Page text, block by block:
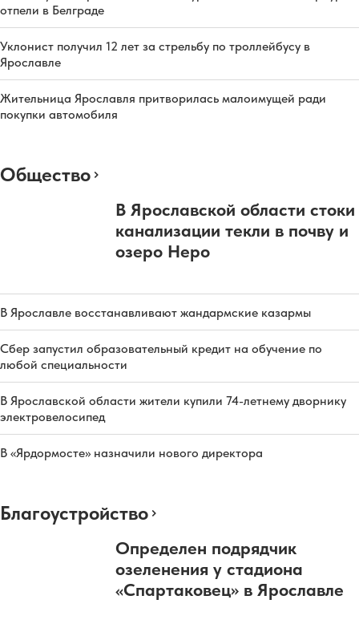
отпели в Белграде
Уклонист получил 12 лет за стрельбу по троллейбусу в
Ярославле
Жительница Ярославля притворилась малоимущей ради
покупки автомобиля
Общество
В Ярославской области стоки
канализации текли в почву и
озеро Неро
В Ярославле восстанавливают жандармские казармы
Сбер запустил образовательный кредит на обучение по
любой специальности
В Ярославской области жители купили 74-летнему дворнику
электровелосипед
В «Ярдормосте» назначили нового директора
Благоустройство
Определен подрядчик
озеленения у стадиона
«Спартаковец» в Ярославле